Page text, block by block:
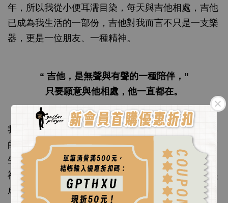
年，所以我從小便耳濡目染，每天與吉他相處，吉他
已成為我生活的一部份，吉他對我而言不只是一支樂
器，更是一位朋友、一種精神。
“ 吉他，是無聲與有聲的一種陪伴，”
只要願意與他相處，他一直都在。
我的每個成長過程都有吉他相伴，因此想要藉由自己
的設計專長，讓吉他以不同的形式、物品融入在日常
生活之中，並用這個品牌來傳承父親吉他玩家的精
神，希望與大家分享吉他所帶來的美好，和我們一起
成為吉他玩家吧！